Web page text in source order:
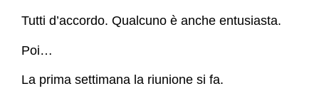
Tutti d’accordo. Qualcuno è anche entusiasta.
Poi…
La prima settimana la riunione si fa.